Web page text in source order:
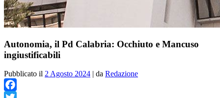
Autonomia, il Pd Calabria: Occhiuto e Mancuso
ingiustificabili
Pubblicato il 2 Agosto 2024 | da Redazione